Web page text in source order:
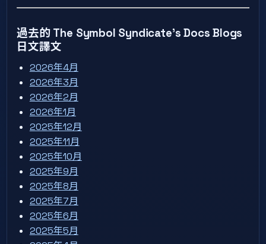
過去的 The Symbol Syndicate’s Docs Blogs
日文譯文
2026年4月
2026年3月
2026年2月
2026年1月
2025年12月
2025年11月
2025年10月
2025年9月
2025年8月
2025年7月
2025年6月
2025年5月